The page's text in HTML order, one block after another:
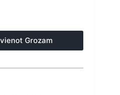
Grozam